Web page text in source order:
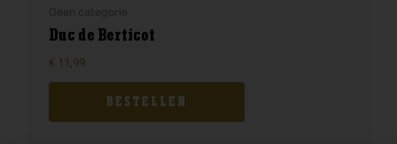
Duc de Berticot
€ 11,99
BESTELLEN